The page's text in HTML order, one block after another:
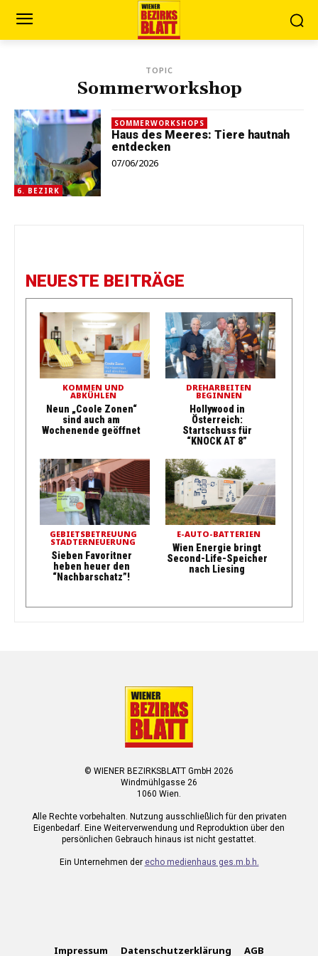
TOPIC
Sommerworkshop
6. BEZIRK
SOMMERWORKSHOPS
Haus des Meeres: Tiere hautnah
entdecken
07/06/2026
NEUESTE BEITRÄGE
KOMMEN UND
ABKÜHLEN
Neun „Coole Zonen“
sind auch am
Wochenende geöffnet
DREHARBEITEN
BEGINNEN
Hollywood in
Österreich:
Startschuss für
“KNOCK AT 8”
GEBIETSBETREUUNG
STADTERNEUERUNG
Sieben Favoritner
heben heuer den
“Nachbarschatz”!
E-AUTO-BATTERIEN
Wien Energie bringt
Second-Life-Speicher
nach Liesing
© WIENER BEZIRKSBLATT GmbH 2026
Windmühlgasse 26
1060 Wien.
Alle Rechte vorbehalten. Nutzung ausschließlich für den privaten
Eigenbedarf. Eine Weiterverwendung und Reproduktion über den
persönlichen Gebrauch hinaus ist nicht gestattet.
Ein Unternehmen der echo medienhaus ges.m.b.h.
Impressum Datenschutzerklärung AGB